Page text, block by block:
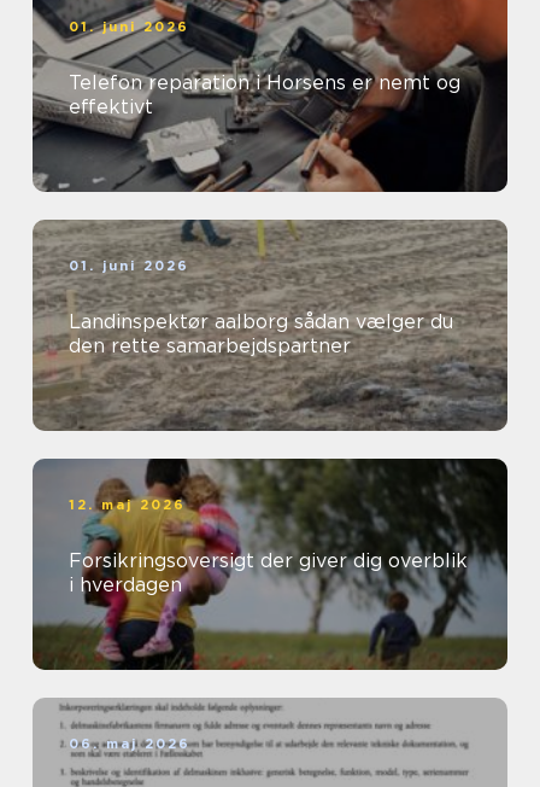
01. juni 2026
Telefon reparation i Horsens er nemt og
effektivt
01. juni 2026
Landinspektør aalborg sådan vælger du
den rette samarbejdspartner
12. maj 2026
Forsikringsoversigt der giver dig overblik
i hverdagen
06. maj 2026